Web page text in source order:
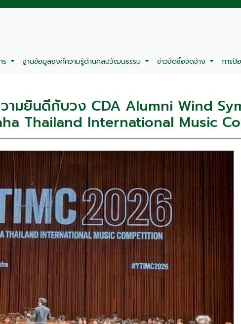
ร ฐานข้อมูลองค์ความรู้ด้านศิลปวัฒนธรรม ข่าวจัดซื้อจัดจ้าง การป้
ามยินดีกับวง CDA Alumni Wind
Thailand International Music